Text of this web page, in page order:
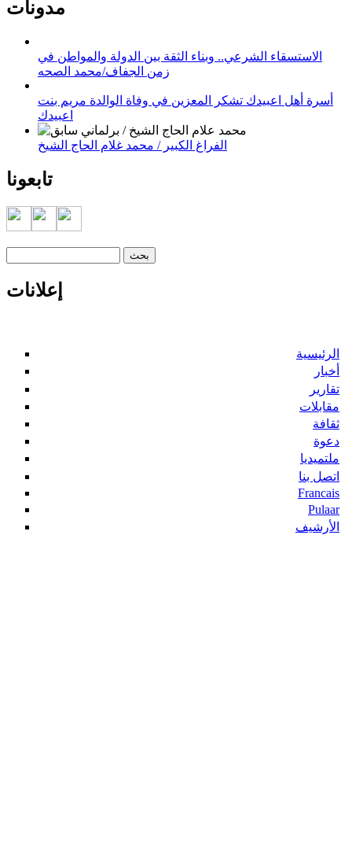
مدونات
الاستسقاء الشرعي.. وبناء الثقة بين الدولة والمواطن في
زمن الجفاف/محمد الصحه
أسرة أهل اعبيدك تشكر المعزين في وفاة الوالدة مريم بنت
اعبيدك
الفراغ الكبير / محمد غلام الحاج الشيخ
تابعونا
إعلانات
الرئيسية
أخبار
تقارير
مقابلات
ثقافة
دعوة
ملتميديا
اتصل بنا
Francais
Pulaar
الأرشيف